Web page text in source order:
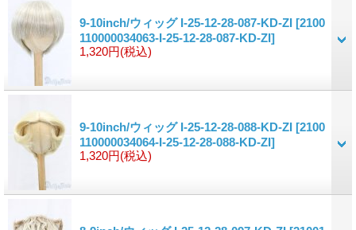
9-10inch/ウィッグ I-25-12-28-087-KD-ZI [2100
110000034063-I-25-12-28-087-KD-ZI]
1,320円(税込)
9-10inch/ウィッグ I-25-12-28-088-KD-ZI [2100
110000034064-I-25-12-28-088-KD-ZI]
1,320円(税込)